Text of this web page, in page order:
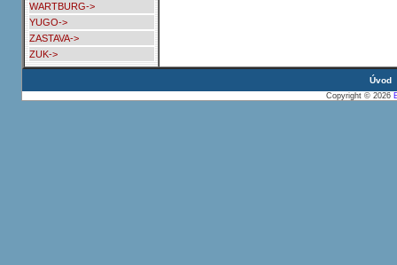
WARTBURG->
YUGO->
ZASTAVA->
ZUK->
Úvod
Copyright © 2026